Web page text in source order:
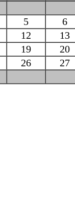
5 6
12 13
19 20
26 27